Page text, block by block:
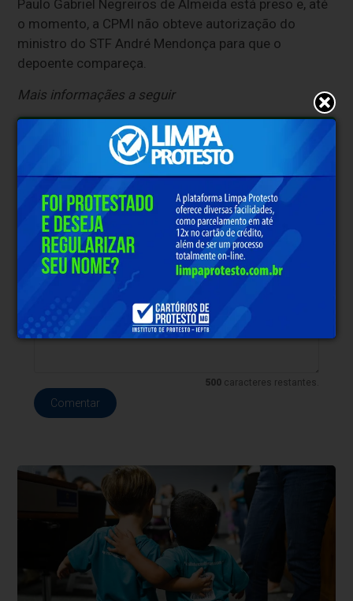
Paulo Gabriel Negreiros de Almeida está preso e, até
o momento, a CPMI não obteve autorização do
ministro do STF André Mendonça para que o
depoente compareça.
Mais informaçães a seguir
Clique aqui e faça parte do nosso grupo no
WhatsApp
* O conteúdo de cada comentário é de responsabilidade de quem
realizá-lo. Nos reservamos ao direito de reprovar ou eliminar
comentários em desacordo com o propósito do site ou que
contenham palavras ofensivas.
500 caracteres restantes.
Comentar